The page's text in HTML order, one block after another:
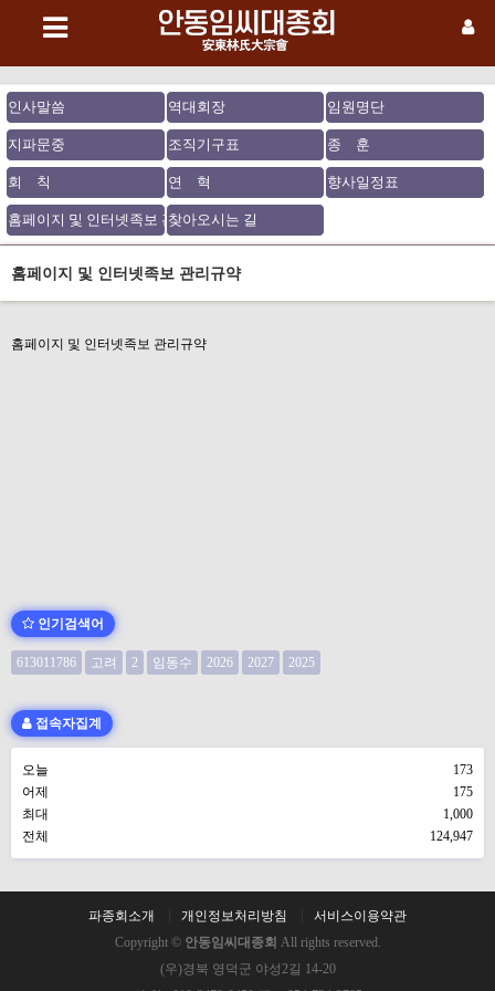
인사말씀 역대회장 임원명단
지파문중 조직기구표 종 훈
회 칙 연 혁 향사일정표
홈페이지 및 인터넷족보 관리규약
찾아오시는 길
홈페이지 및 인터넷족보 관리규약
홈페이지 및 인터넷족보 관리규약
인기검색어
613011786 고려 2 임동수 2026 2027 2025
접속자집계
오늘
173
어제
175
최대
1,000
전체
124,947
파종회소개 개인정보처리방침
서비스이용약관
Copyright © 안동임씨대종회 All rights reserved.
(우)경북 영덕군 야성2길 14-20